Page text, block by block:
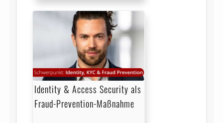
Identity & Access Security als
Fraud-Prevention-Maßnahme